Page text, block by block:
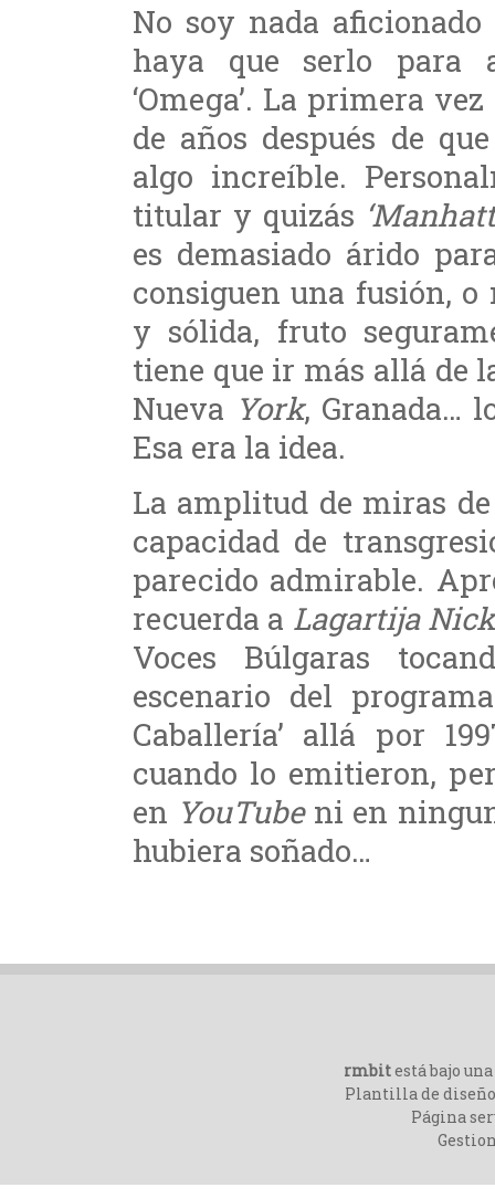
No soy nada
haya que serlo para
‘Omega’. La primera
de años después de
algo increíble.
titular y quizás
es demasiado árido
consiguen una fusión,
y sólida, fruto
tiene que ir más allá de
Nueva York, Granada…
Esa era la idea.
La amplitud de miras
capacidad de
parecido admirable.
recuerda a Lagartija Nick
Voces Búlgaras
escenario del
Caballería’ allá por
cuando lo emitieron,
en YouTubeni en
hubiera soñado…
rmbitestá bajo una
Plantilla de
Página